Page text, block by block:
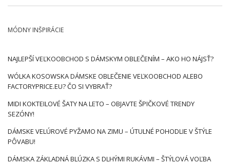
MÓDNY INŠPIRÁCIE
NAJLEPŠÍ VEĽKOOBCHOD S DÁMSKYM OBLEČENÍM – AKO HO NÁJSŤ?
WÓLKA KOSOWSKA DÁMSKE OBLEČENIE VEĽKOOBCHOD ALEBO
FACTORYPRICE.EU? ČO SI VYBRAŤ?
MIDI KOKTEILOVÉ ŠATY NA LETO – OBJAVTE ŠPIČKOVÉ TRENDY
SEZÓNY!
DÁMSKE VELÚROVÉ PYŽAMO NA ZIMU – ÚTULNÉ POHODLIE V ŠTÝLE
PÔVABU!
DÁMSKA ZÁKLADNÁ BLÚZKA S DLHÝMI RUKÁVMI – ŠTÝLOVÁ VOĽBA